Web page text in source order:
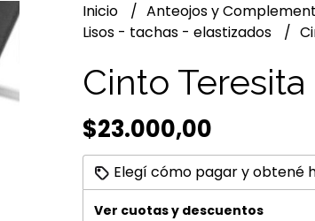
Inicio Anteojos y
Lisos - tachas - elastizados
Cinto Teresita
$23.000,00
Elegí cómo pagar y obtené
Ver cuotas y descuentos